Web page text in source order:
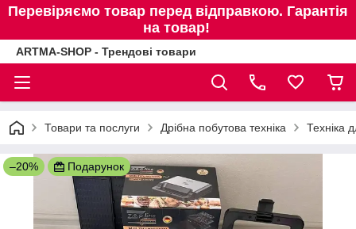
Перевіряємо товар перед відправкою. Гарантія
на товар!
ARTMA-SHOP - Трендові товари
Товари та послуги Дрібна побутова техніка Техніка
–20% Подарунок